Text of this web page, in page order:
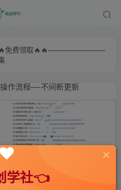
免费领取🔥🔥————————
作流程—-不间断更新
学社👈